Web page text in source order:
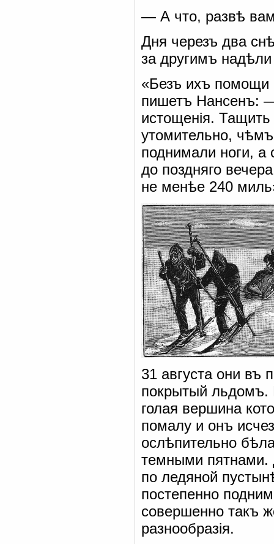
— А что, развѣ
Дня черезъ два
за другимъ
«Безъ ихъ помощи
пишетъ Нансенъ:
истощенія.
утомительно,
поднимали ноги, а
до поздняго
не менѣе 240
31 августа они въ
покрытый льдомъ.
голая вершина
помалу и онъ
ослѣпительно
темными пятнами.
по ледяной
постепенно
совершенно такъ
разнообразія.